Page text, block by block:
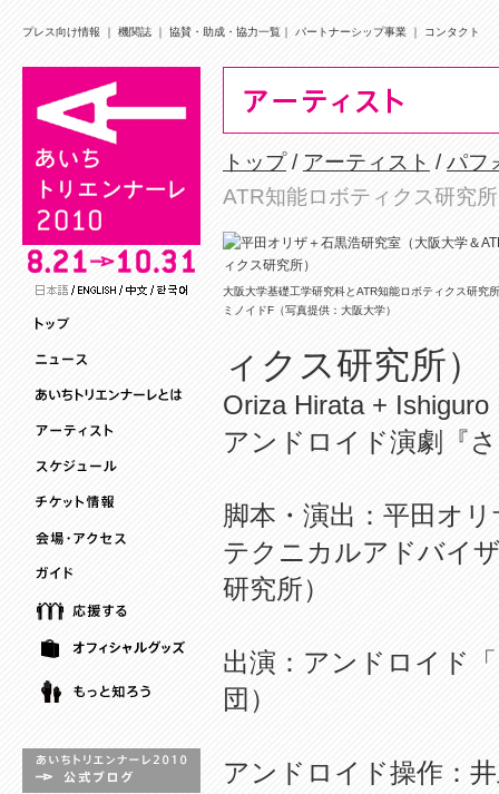
プレス向け情報 ｜ 機関誌 ｜ 協賛・助成・協力一覧 ｜ パートナーシップ事業 ｜ コンタクト
トップ/ アーティスト /パフ
ATR知能ロボティクス研究
大阪大学基礎工学研究科とATR知能ロボティクス研究
ミノイドF（写真提供：大阪大学）
ィクス研究所）
Oriza Hirata +
アンドロイド演劇『
脚本・演出：平田オリ
テクニカルアドバイ
研究所）
出演：アンドロイド
団）
アンドロイド操作：